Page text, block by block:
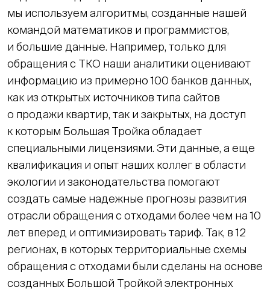
мы используем алгоритмы, созданные нашей
командой математиков и программистов,
и большие данные. Например, только для
обращения с ТКО наши аналитики оценивают
информацию из примерно 100 банков данных,
как из открытых источников типа сайтов
о продажи квартир, так и закрытых, на доступ
к которым Большая Тройка обладает
специальными лицензиями. Эти данные, а еще
квалификация и опыт наших коллег в области
экологии и законодательства помогают
создать самые надежные прогнозы развития
отрасли обращения с отходами более чем на 10
лет вперед и оптимизировать тариф. Так, в 12
регионах, в которых территориальные схемы
обращения с отходами были сделаны на основе
созданных Большой Тройкой электронных